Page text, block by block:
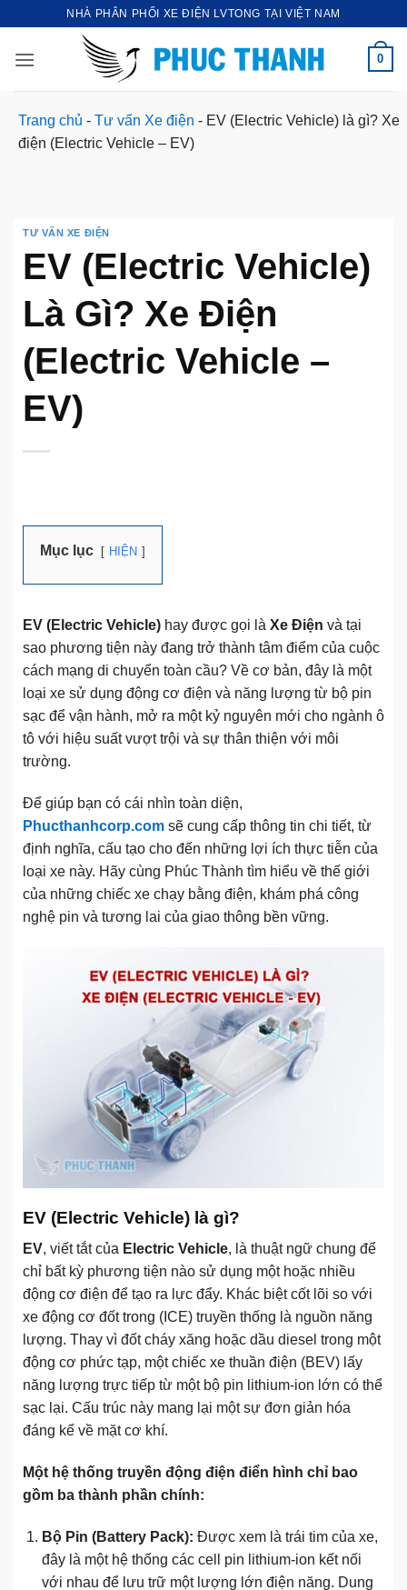
nội
NHÀ PHÂN PHỐI XE ĐIỆN LVTONG TẠI VIỆT NAM
0
Trang chủ - Tư vấn Xe điện - EV (Electric Vehicle) là gì? Xe
điện (Electric Vehicle – EV)
TƯ VẤN XE ĐIỆN
EV (Electric Vehicle)
Là Gì? Xe Điện
(Electric Vehicle –
EV)
Mục lục HIỆN
EV (Electric Vehicle) hay được gọi là Xe Điện và tại
sao phương tiện này đang trở thành tâm điểm của cuộc
cách mạng di chuyển toàn cầu? Về cơ bản, đây là một
loại xe sử dụng động cơ điện và năng lượng từ bộ pin
sạc để vận hành, mở ra một kỷ nguyên mới cho ngành ô
tô với hiệu suất vượt trội và sự thân thiện với môi
trường.
Để giúp bạn có cái nhìn toàn diện,
Phucthanhcorp.com sẽ cung cấp thông tin chi tiết, từ
định nghĩa, cấu tạo cho đến những lợi ích thực tiễn của
loại xe này. Hãy cùng Phúc Thành tìm hiểu về thế giới
của những chiếc xe chạy bằng điện, khám phá công
nghệ pin và tương lai của giao thông bền vững.
EV (Electric Vehicle) là gì?
EV, viết tắt của Electric Vehicle, là thuật ngữ chung để
chỉ bất kỳ phương tiện nào sử dụng một hoặc nhiều
động cơ điện để tạo ra lực đẩy. Khác biệt cốt lõi so với
xe động cơ đốt trong (ICE) truyền thống là nguồn năng
lượng. Thay vì đốt cháy xăng hoặc dầu diesel trong một
động cơ phức tạp, một chiếc xe thuần điện (BEV) lấy
năng lượng trực tiếp từ một bộ pin lithium-ion lớn có thể
sạc lại. Cấu trúc này mang lại một sự đơn giản hóa
đáng kể về mặt cơ khí.
Một hệ thống truyền động điện điển hình chỉ bao
gồm ba thành phần chính:
Bộ Pin (Battery Pack): Được xem là trái tim của xe,
đây là một hệ thống các cell pin lithium-ion kết nối
với nhau để lưu trữ một lượng lớn điện năng. Dung